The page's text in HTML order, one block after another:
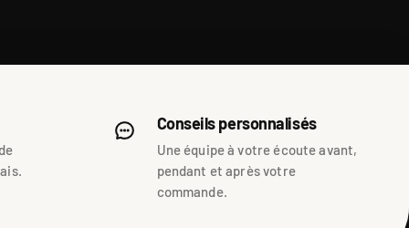
Conseils personnalisés
Une équipe à votre écoute avant,
pendant et après votre
commande.